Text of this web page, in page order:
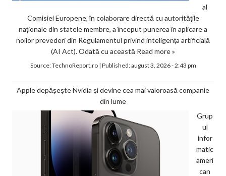
al
Comisiei Europene, în colaborare directă cu autoritățile
naționale din statele membre, a început punerea în aplicare a
noilor prevederi din Regulamentul privind inteligența artificială
(AI Act). Odată cu această Read more »
Source:TechnoReport.ro| Published:august 3, 2026 - 2:43 pm
Apple depășește Nvidia și devine cea mai valoroasă companie
din lume
Grup
ul
infor
matic
ameri
can